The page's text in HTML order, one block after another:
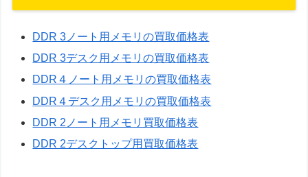
DDR 3ノート用メモリの買取価格表
DDR 3デスク用メモリの買取価格表
DDR４ノート用メモリの買取価格表
DDR４デスク用メモリの買取価格表
DDR 2ノート用メモリ買取価格表
DDR 2デスクトップ用買取価格表